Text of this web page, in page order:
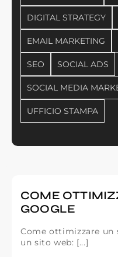
DIGITAL STRATEGY
EMAIL MARKETING
SEO SOCIAL ADS
SOCIAL MEDIA
UFFICIO STAMPA
COME
GOOGLE
Come ottimizzare un
un sito web: [...]